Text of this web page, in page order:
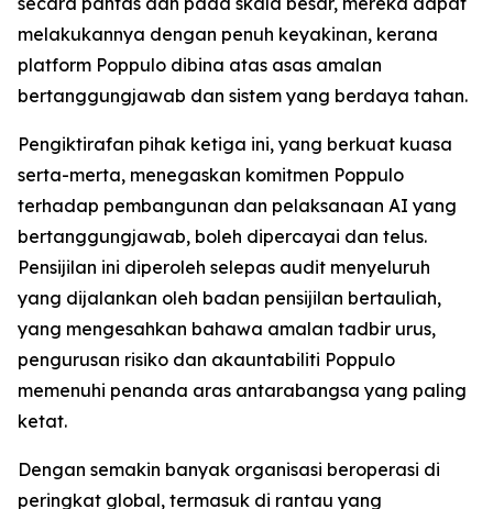
melakukannya dengan penuh keyakinan, kerana
platform Poppulo dibina atas asas amalan
bertanggungjawab dan sistem yang berdaya tahan.
Pengiktirafan pihak ketiga ini, yang berkuat kuasa
serta-merta, menegaskan komitmen Poppulo
terhadap pembangunan dan pelaksanaan AI yang
bertanggungjawab, boleh dipercayai dan telus.
Pensijilan ini diperoleh selepas audit menyeluruh
yang dijalankan oleh badan pensijilan bertauliah,
yang mengesahkan bahawa amalan tadbir urus,
pengurusan risiko dan akauntabiliti Poppulo
memenuhi penanda aras antarabangsa yang paling
ketat.
Dengan semakin banyak organisasi beroperasi di
peringkat global, termasuk di rantau yang